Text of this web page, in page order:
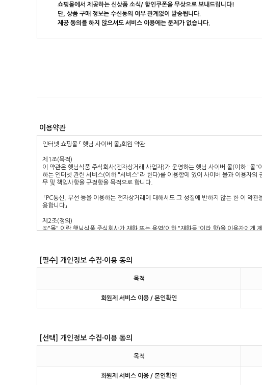
쇼핑몰에서 제공하는 신상품 소식/ 할인쿠폰을 무상으로 보내드립니다!
단, 상품 구매 정보는 수신동의 여부 관계없이 발송됩니다.
제공 동의를 하지 않으셔도 서비스 이용에는 문제가 없습니다.
이용약관
[필수] 개인정보 수집·이용 동의
목적
회원제 서비스 이용 / 본인확인
[선택] 개인정보 수집·이용 동의
목적
회원제 서비스 이용 / 본인확인